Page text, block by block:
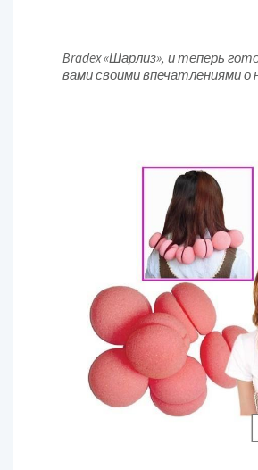
Bradex «Шарлиз», и теперь
вами своими впечатлениями о